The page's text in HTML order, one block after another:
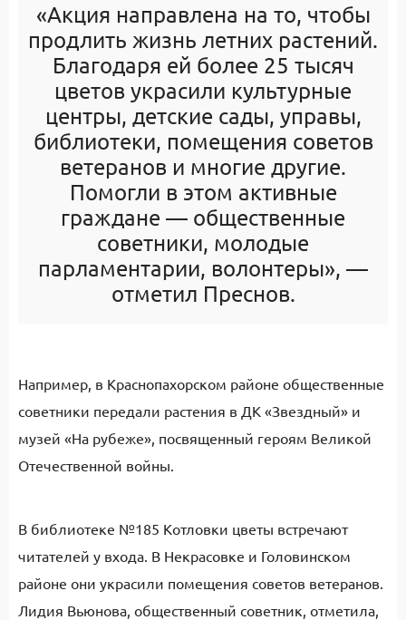
«Акция направлена на то, чтобы
продлить жизнь летних растений.
Благодаря ей более 25 тысяч
цветов украсили культурные
центры, детские сады, управы,
библиотеки, помещения советов
ветеранов и многие другие.
Помогли в этом активные
граждане — общественные
советники, молодые
парламентарии, волонтеры», —
отметил Преснов.
Например, в Краснопахорском районе общественные
советники передали растения в ДК «Звездный» и
музей «На рубеже», посвященный героям Великой
Отечественной войны.
В библиотеке №185 Котловки цветы встречают
читателей у входа. В Некрасовке и Головинском
районе они украсили помещения советов ветеранов.
Лидия Вьюнова, общественный советник, отметила,